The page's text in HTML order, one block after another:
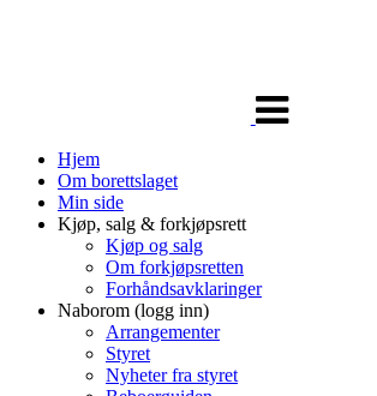
navigasjon
Hjem
Om borettslaget
Min side
Kjøp, salg & forkjøpsrett
Kjøp og salg
Om forkjøpsretten
Forhåndsavklaringer
Naborom (logg inn)
Arrangementer
Styret
Nyheter fra styret